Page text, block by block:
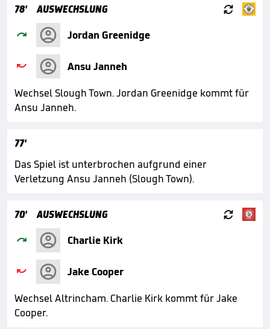
78' AUSWECHSLUNG 
 Jordan Greenidge

Ansu Janneh
Wechsel Slough Town. Jordan Greenidge kommt für
Ansu Janneh.
77'
Das Spiel ist unterbrochen aufgrund einer
Verletzung Ansu Janneh (Slough Town).
70' AUSWECHSLUNG 
 Charlie Kirk

Jake Cooper
Wechsel Altrincham. Charlie Kirk kommt für Jake
Cooper.